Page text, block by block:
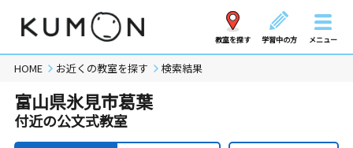
教室を探す 学習中の方 メニュー
HOME お近くの教室を探す 検索結果
富山県氷見市葛葉
付近の公文式教室